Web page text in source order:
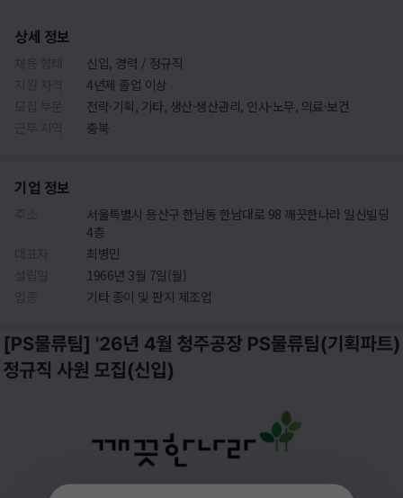
상세 정보
신입, 경력 / 정규직
4년제 졸업 이상
전략·기획, 기타, 생산·생산관리, 인사·노무, 의료·보건
충북
기업 정보
서울특별시 용산구 한남동 한남대로 98 깨끗한나라 일신빌딩
4층
최병민
1966년 3월 7일(월)
기타 종이 및 판지 제조업